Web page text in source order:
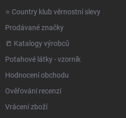
⭐️ Country klub věrnostní slevy
Prodávané značky
📒 Katalogy výrobců
Potahové látky - vzorník
Hodnocení obchodu
Ověřování recenzí
Vrácení zboží